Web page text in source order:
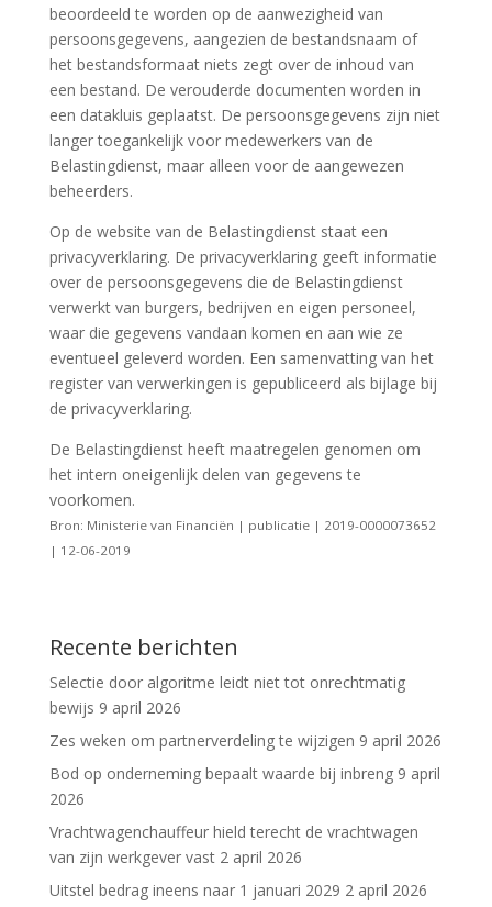
beoordeeld te worden op de aanwezigheid van
persoonsgegevens, aangezien de bestandsnaam of
het bestandsformaat niets zegt over de inhoud van
een bestand. De verouderde documenten worden in
een datakluis geplaatst. De persoonsgegevens zijn niet
langer toegankelijk voor medewerkers van de
Belastingdienst, maar alleen voor de aangewezen
beheerders.
Op de website van de Belastingdienst staat een
privacyverklaring. De privacyverklaring geeft informatie
over de persoonsgegevens die de Belastingdienst
verwerkt van burgers, bedrijven en eigen personeel,
waar die gegevens vandaan komen en aan wie ze
eventueel geleverd worden. Een samenvatting van het
register van verwerkingen is gepubliceerd als bijlage bij
de privacyverklaring.
De Belastingdienst heeft maatregelen genomen om
het intern oneigenlijk delen van gegevens te
voorkomen.
Bron: Ministerie van Financiën | publicatie | 2019-0000073652
| 12-06-2019
Recente berichten
Selectie door algoritme leidt niet tot onrechtmatig
bewijs 9 april 2026
Zes weken om partnerverdeling te wijzigen 9 april 2026
Bod op onderneming bepaalt waarde bij inbreng 9 april
2026
Vrachtwagenchauffeur hield terecht de vrachtwagen
van zijn werkgever vast 2 april 2026
Uitstel bedrag ineens naar 1 januari 2029 2 april 2026